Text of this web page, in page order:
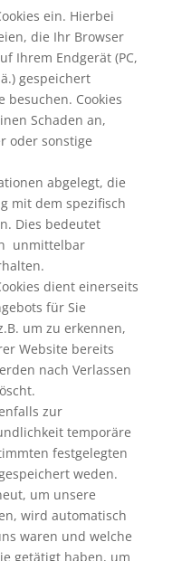
ein. Hierbei
die Ihr Browser
Ihrem Endgerät (PC,
gespeichert
besuchen. Cookies
Schaden an,
oder sonstige
abgelegt, die
mit dem spezifisch
Dies bedeutet
unmittelbar
dient einerseits
für Sie
um zu erkennen,
Website bereits
nach Verlassen
zur
temporäre
festgelegten
weden.
um unsere
wird automatisch
waren und welche
getätigt haben, um